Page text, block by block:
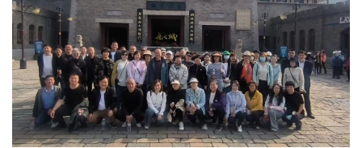
宣传思想文化人才
专题
资料库
+